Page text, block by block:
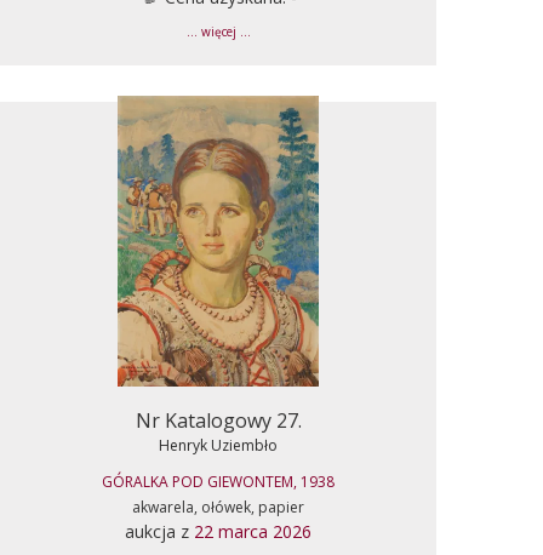
... więcej ...
Nr Katalogowy 27.
Henryk Uziembło
GÓRALKA POD GIEWONTEM, 1938
akwarela, ołówek, papier
aukcja z 22 marca 2026